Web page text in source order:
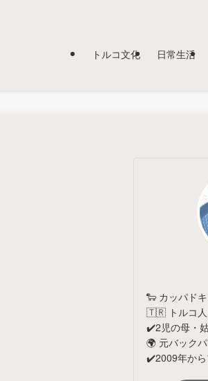
トルコ文化 日常生活
🐑 カッパド
🇹🇷 トルコ人
✔️2児の母・
🌍 元バック
✔️2009年か